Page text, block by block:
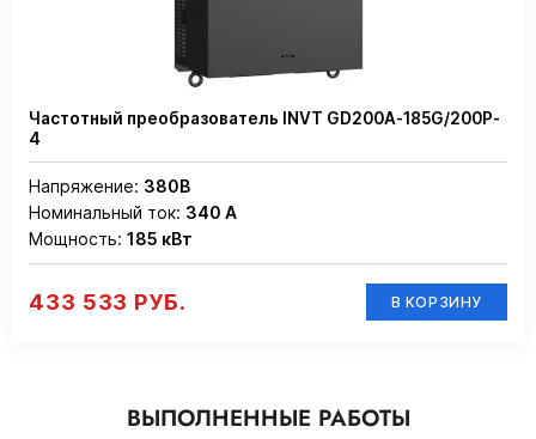
Частотный преобразователь INVT GD200A-185G/200P-
4
Напряжение: 380В
Номинальный ток: 340 А
Мощность: 185 кВт
433 533 РУБ. В КОРЗИНУ
ВЫПОЛНЕННЫЕ РАБОТЫ